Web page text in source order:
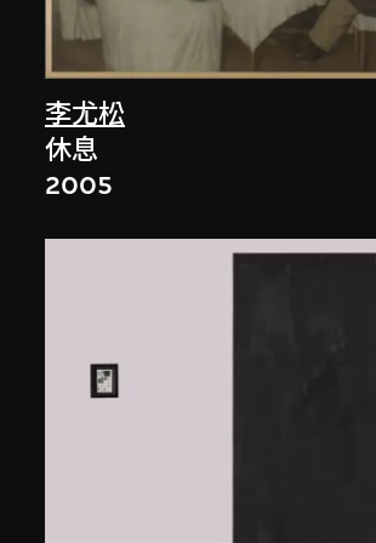
李尤松
休息
2005